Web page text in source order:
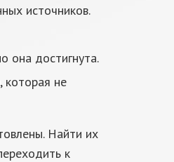
источников.
она достигнута.
которая не
Найти их
к